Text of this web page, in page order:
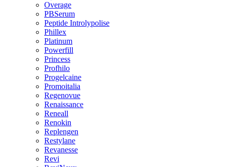
Overage
PBSerum
Peptide Introlypolise
Phillex
Platinum
Powerfill
Princess
Profhilo
Progelcaine
Promoitalia
Regenovue
Renaissance
Reneall
Renokin
Replengen
Restylane
Revanesse
Revi